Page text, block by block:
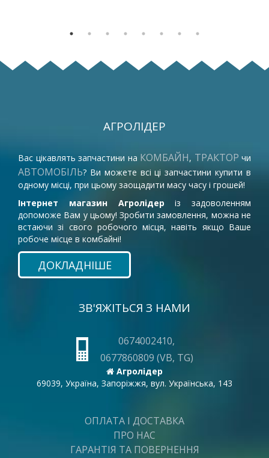
АГРОЛІДЕР
Вас цікавлять запчастини на КОМБАЙН, ТРАКТОР чи
АВТОМОБІЛЬ? Ви можете всі ці запчастини купити в
одному місці, при цьому заощадити масу часу і грошей!
Інтернет магазин Агролідер із задоволенням
допоможе Вам у цьому! Зробити замовлення, можна не
встаючи зі свого робочого місця, навіть якщо Ваше
робоче місце в комбайні!
ДОКЛАДНІШЕ
ЗВ'ЯЖІТЬСЯ З НАМИ
0674002410,
0677860809 (VB, TG)
Агролідер
69039, Україна, Запоріжжя, вул. Українська, 143
ОПЛАТА І ДОСТАВКА
ПРО НАС
ГАРАНТІЯ ТА ПОВЕРНЕННЯ